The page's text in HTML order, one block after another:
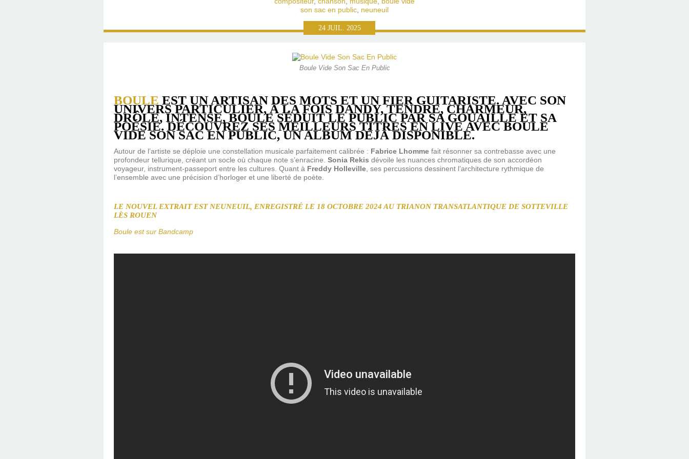
son sac en public, neuneuil
24 JUIL. 2025
Boule Vide Son Sac En Public
BOULE EST UN ARTISAN DES MOTS ET UN FIER GUITARISTE. AVEC SON
UNIVERS PARTICULIER, À LA FOIS DANDY, TENDRE, CHARMEUR,
DRÔLE, INTENSE, BOULE SÉDUIT LE PUBLIC PAR SA GOUAILLE ET SA
POÉSIE. DÉCOUVREZ SES MEILLEURS TITRES EN LIVE AVEC BOULE
VIDE SON SAC EN PUBLIC, UN ALBUM DÉJÀ DISPONIBLE.
Autour de l’artiste se déploie une constellation musicale parfaitement calibrée : Fabrice Lhomme fait résonner sa contrebasse avec une
profondeur tellurique, créant un socle où chaque note s’enracine. Sonia Rekis dévoile les nuances chromatiques de son accordéon
voyageur, instrument-passeport entre les cultures. Quant à Freddy Holleville, ses percussions dessinent l’architecture rythmique de
l’ensemble avec une précision d’horloger et une liberté de poète.
LE NOUVEL EXTRAIT EST NEUNEUIL, ENREGISTRÉ LE 18 OCTOBRE 2024 AU TRIANON TRANSATLANTIQUE DE SOTTEVILLE
LÈS ROUEN
Boule est sur Bandcamp